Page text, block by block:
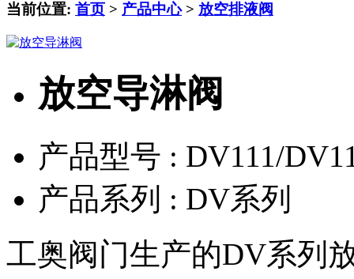
当前位置: 首页 > 产品中心> 放空排液阀
放空导淋阀
产品型号 : DV111/
产品系列 : DV系列
工奥阀门生产的DV系列